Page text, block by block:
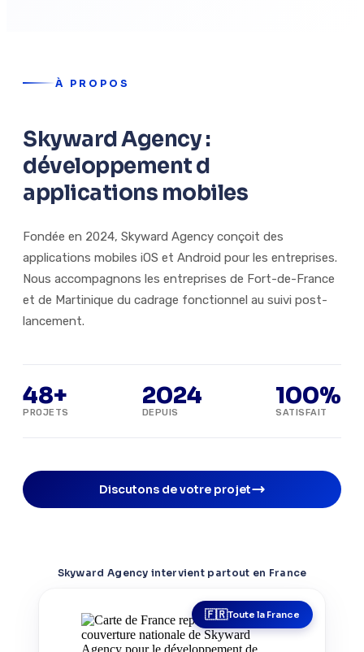
À PROPOS
Skyward Agency :
développement d
applications mobiles
Fondée en 2024, Skyward Agency conçoit des
applications mobiles iOS et Android pour les entreprises.
Nous accompagnons les entreprises de Fort-de-France
et de Martinique du cadrage fonctionnel au suivi post-
lancement.
48+
PROJETS
2024
DEPUIS
100%
SATISFAIT
Discutons de votre projet
Skyward Agency intervient partout en France
Toute la France